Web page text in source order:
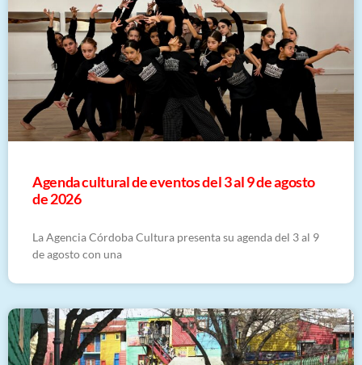
​Agenda cultural de eventos del 3 al 9 de agosto
de 2026
La Agencia Córdoba Cultura presenta su agenda del 3 al 9
de agosto con una